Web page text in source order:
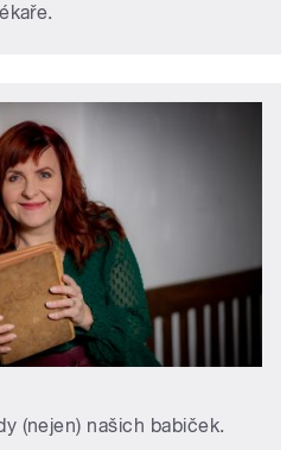
(nejen) našich babiček.